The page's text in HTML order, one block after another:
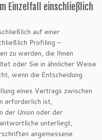
Einzelfall einschließlich
auf einer
Profiling –
zu werden, die Ihnen
oder Sie in ähnlicher Weise
wenn die Entscheidung
eines Vertrags zwischen
erforderlich ist,
der Union oder der
unterliegt,
angemessene